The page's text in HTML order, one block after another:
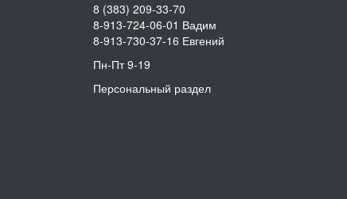
8 (383) 209-33-70
8-913-724-06-01 Вадим
8-913-730-37-16 Евгений
Пн-Пт 9-19
Персональный раздел